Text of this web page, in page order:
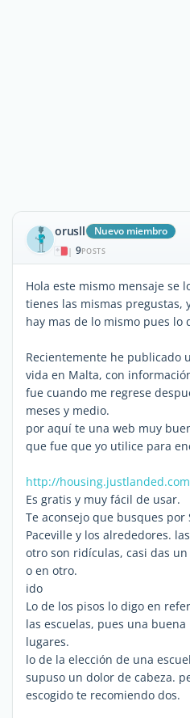
orusll Nuevo miembro
| 9POSTS
Hola este mismo mensaje se
tienes las mismas pregustas,
hay mas de lo mismo pues
Recientemente he publicado
vida en Malta, con
fue cuando me regrese
meses y medio.
por aquí te una web muy
que fue que yo utilice para
http://
Es gratis y muy fácil de usar.
Te aconsejo que busques
Paceville y los alrededores.
otro son ridículas, casi das
o en otro.
ido
Lo de los pisos lo digo en
las escuelas, pues una
lugares.
lo de la elección de una
supuso un dolor de cabeza.
escogido te recomiendo dos.